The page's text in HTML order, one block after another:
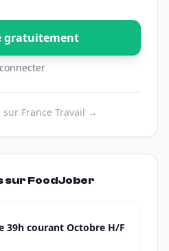
gratuitement
France Travail →
sur FoodJober
39h courant Octobre H/F